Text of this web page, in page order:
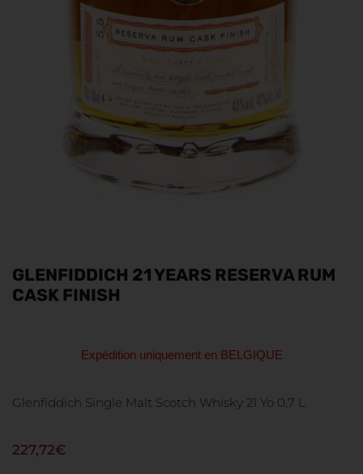
GLENFIDDICH 21 YEARS RESERVA RUM
CASK FINISH
Expédition uniquement en BELGIQUE
Glenfiddich Single Malt Scotch Whisky 21 Yo 0,7 L
227,72€